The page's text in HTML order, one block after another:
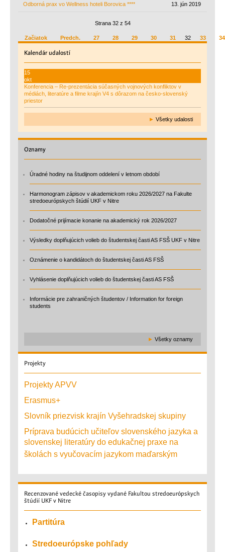
Odborná prax vo Wellness hoteli Borovica **** 13. jún 2019
Strana 32 z 54
Začiatok Predch. 27 28 29 30 31 32 33 34
Kalendárudalostí
15
okt
Konferencia – Re-prezentácia súčasných vojnových konfliktov v
médiách, literatúre a filme krajín V4 s dôrazom na česko-slovenský
priestor
► Všetky udalosti
Oznamy
Úradné hodiny na študijnom oddelení v letnom období
Harmonogram zápisov v akademickom roku 2026/2027 na Fakulte
stredoeurópskych štúdií UKF v Nitre
Dodatočné prijímacie konanie na akademický rok 2026/2027
Výsledky doplňujúcich volieb do študentskej časti AS FSŠ UKF v Nitre
Oznámenie o kandidátoch do študentskej časti AS FSŠ
Vyhlásenie doplňujúcich volieb do študentskej časti AS FSŠ
Informácie pre zahraničných študentov / Information for foreign
students
► Všetky oznamy
Projekty
Projekty APVV
Erasmus+
Slovník priezvisk krajín Vyšehradskej skupiny
Príprava budúcich učiteľov slovenského jazyka a
slovenskej literatúry do edukačnej praxe na
školách s vyučovacím jazykom maďarským
Recenzované vedecké časopisy vydané Fakultou stredoeurópskych
štúdií UKF v Nitre
Partitúra
Stredoeurópske pohľady